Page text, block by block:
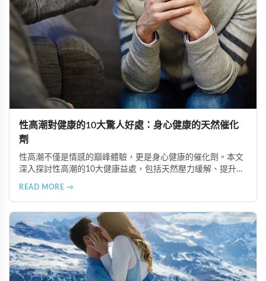
性高潮對健康的10大驚人好處：身心健康的天然催化
劑
性高潮不僅是情感的巔峰體驗，更是身心健康的催化劑。本文
深入探討性高潮的10大健康益處，包括天然壓力緩解、提升睡
情感連結。
READ MORE →